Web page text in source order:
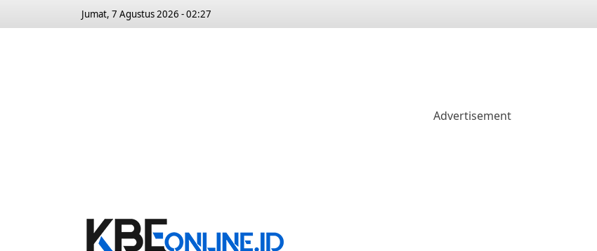
Jumat, 7 Agustus 2026 - 02:27